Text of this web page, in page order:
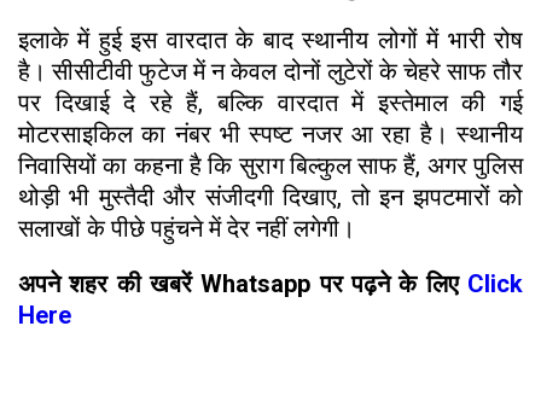
इलाके में हुई इस वारदात के बाद स्थानीय लोगों में भारी रोष
है। सीसीटीवी फुटेज में न केवल दोनों लुटेरों के चेहरे साफ तौर
पर दिखाई दे रहे हैं, बल्कि वारदात में इस्तेमाल की गई
मोटरसाइकिल का नंबर भी स्पष्ट नजर आ रहा है। स्थानीय
निवासियों का कहना है कि सुराग बिल्कुल साफ हैं, अगर पुलिस
थोड़ी भी मुस्तैदी और संजीदगी दिखाए, तो इन झपटमारों को
सलाखों के पीछे पहुंचने में देर नहीं लगेगी।
अपने शहर की खबरें Whatsapp पर पढ़ने के लिए Click
Here